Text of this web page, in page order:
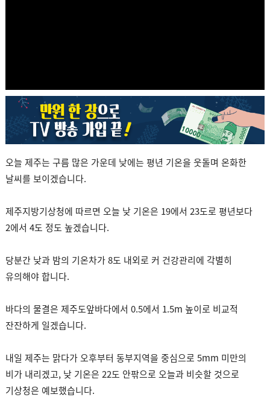
오늘 제주는 구름 많은 가운데 낮에는 평년 기온을 웃돌며 온화한
날씨를 보이겠습니다.
제주지방기상청에 따르면 오늘 낮 기온은 19에서 23도로 평년보다
2에서 4도 정도 높겠습니다.
당분간 낮과 밤의 기온차가 8도 내외로 커 건강관리에 각별히
유의해야 합니다.
바다의 물결은 제주도앞바다에서 0.5에서 1.5m 높이로 비교적
잔잔하게 일겠습니다.
내일 제주는 맑다가 오후부터 동부지역을 중심으로 5mm 미만의
비가 내리겠고, 낮 기온은 22도 안팎으로 오늘과 비슷할 것으로
기상청은 예보했습니다.